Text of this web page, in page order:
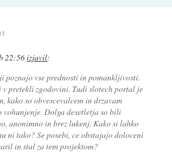
22:56izjavil:
poznajo vse prednosti in pomankljivosti.
v pretekli zgodovini. Tudi slotech portal je
kako so obvescevalcem in drzavam
Dolga desetletja so bili
anonimno in brez lukenj. Kako si lahko
ni tako? Se posebi, ce obstajajo doloceni
in stal za tem projektom?